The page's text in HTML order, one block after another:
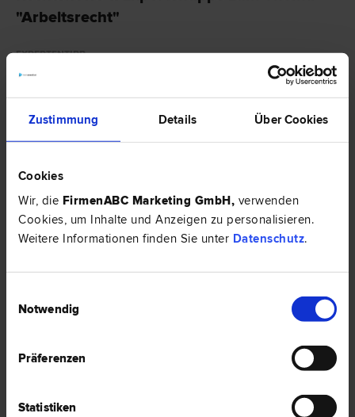
Zustimmung Details Über Cookies
Cookies
Wir, die FirmenABC Marketing GmbH, verwenden
Cookies, um Inhalte und Anzeigen zu personalisieren.
Weitere Informationen finden Sie unter Datenschutz.
Notwendig
Präferenzen
Statistiken
"Arbeitsrecht"
EXPERTENTIPP
Arbeitsverhältnis und offene Fragen
Neben neuen Mindestinhalten von Dienstzetteln und Dienstverträgen
wurde eine gänzlich neue Bestimmung zu Aus-, Fort- und
HIER ZUM ARTIKEL ›